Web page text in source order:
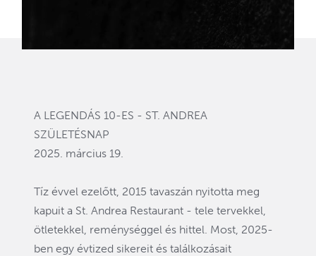
A LEGENDÁS 10-ES - ST. ANDREA
SZÜLETÉSNAP
2025. március 19.
Tíz évvel ezelőtt, 2015 tavaszán nyitotta meg
kapuit a St. Andrea Restaurant - tele tervekkel,
ötletekkel, reménységgel és hittel. Most, 2025-
ben egy évtized sikereit és találkozásait